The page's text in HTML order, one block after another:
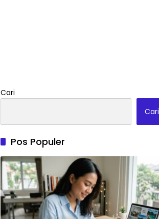
Cari
Cari
Pos Populer